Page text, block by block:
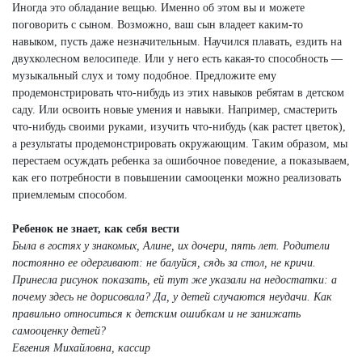
Иногда это обладание вещью. Именно об этом вы и можете
поговорить с сыном. Возможно, ваш сын владеет каким-то
навыком, пусть даже незначительным. Научился плавать, ездить на
двухколесном велосипеде. Или у него есть какая-то способность —
музыкальный слух и тому подобное. Предложите ему
продемонстрировать что-нибудь из этих навыков ребятам в детском
саду. Или освоить новые умения и навыки. Например, смастерить
что-нибудь своими руками, изучить что-нибудь (как растет цветок),
а результаты продемонстрировать окружающим. Таким образом, мы
перестаем осуждать ребенка за ошибочное поведение, а показываем,
как его потребности в повышении самооценки можно реализовать
приемлемым способом.
Ребенок не знает, как себя вести
Была в гостях у знакомых, Алине, их дочери, пять лет. Родители
постоянно ее одергивают: не балуйся, сядь за стол, не кричи.
Принесла рисунок показать, ей тут же указали на недостатки: а
почему здесь не дорисовала? Да, у детей случаются неудачи. Как
правильно относиться к детским ошибкам и не занижать
самооценку детей?
Евгения Михайловна, кассир